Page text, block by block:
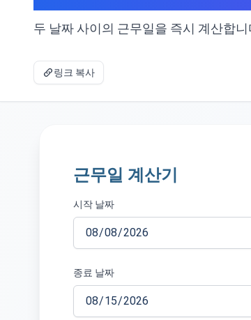
두 날짜 사이의 근무일을 즉시 계산합
링크 복사
근무일 계산기
시작 날짜
종료 날짜